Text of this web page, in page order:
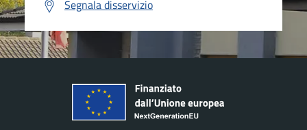
Segnala disservizio